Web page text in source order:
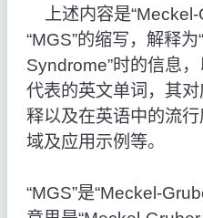
上述内容是“Meckel-
“MGS”的缩写，解释
Syndrome”时的信息
代表的英文单词，其
释以及在英语中的流
域及应用示例等。
“MGS”是“Meckel-